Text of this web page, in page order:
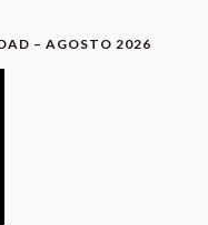
– AGOSTO 2026